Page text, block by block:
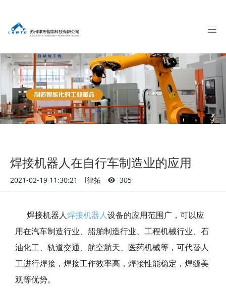
焊接机器人在自行车制造业的应用
2021-02-19 11:30:21 l律拓 305
焊接机器人 焊接机器人 设备的应用范围广，可以应
用在汽车制造行业、船舶制造行业、工程机械行业、石
油化工、轨道交通、航空航天、医药机械等，可代替人
工进行焊接，焊接工作效率高，焊接性能稳定，焊缝美
观等优势。